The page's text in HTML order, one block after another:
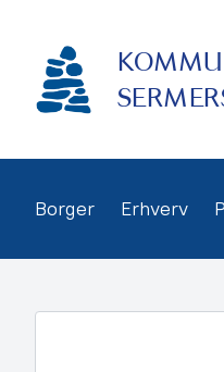
indhold
Borger Erhverv